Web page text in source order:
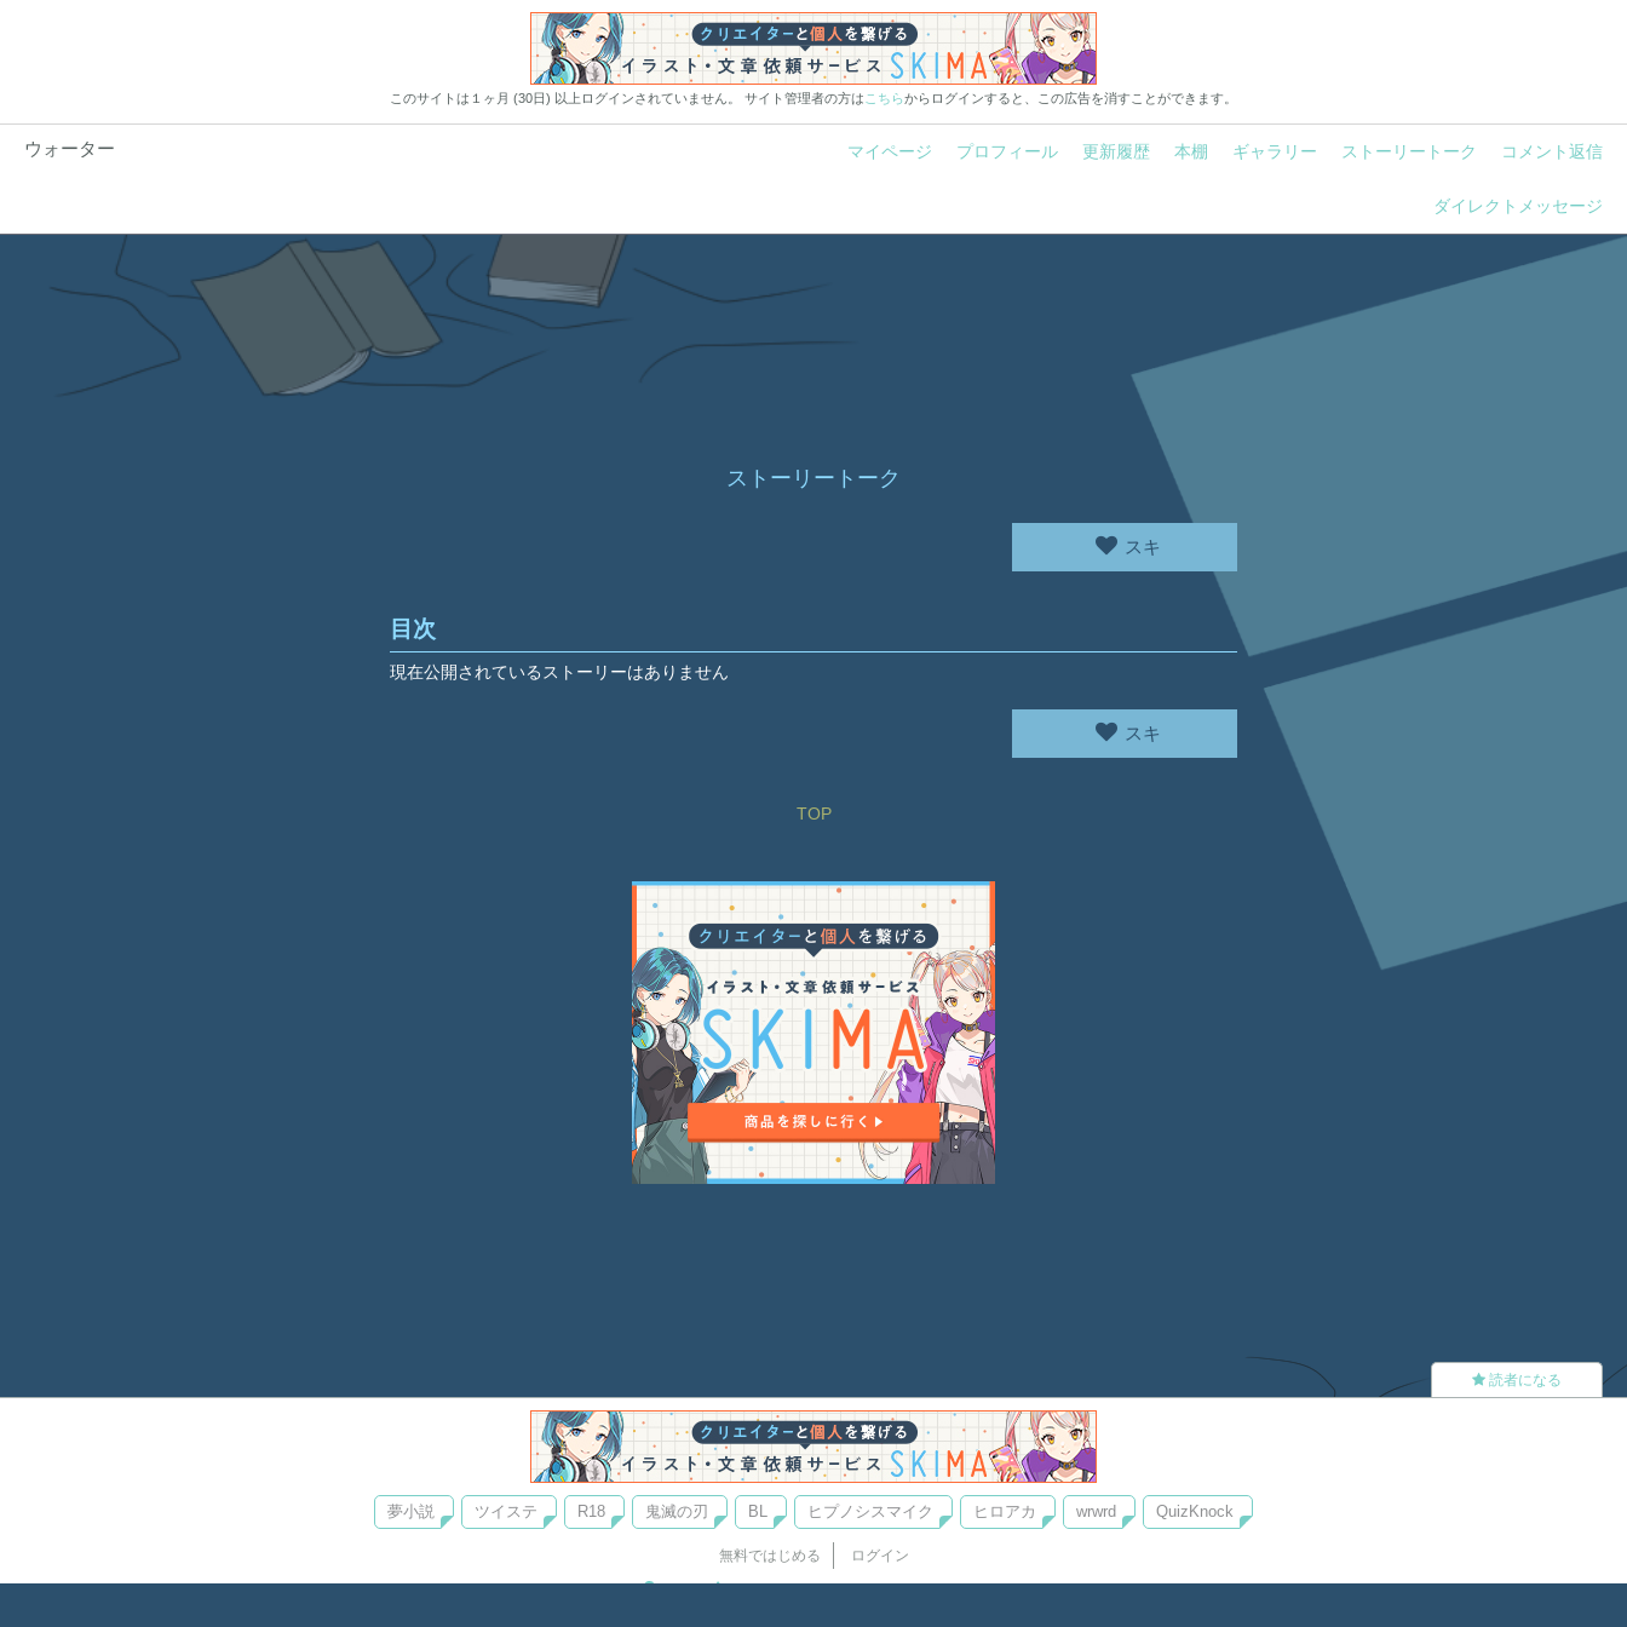
このサイトは１ヶ月 (30日) 以上ログインされていません。 サイト管理者の方は こちらからログインすると、この広告を消すことができます。
ウォーター マイページ プロフィール 更新履歴 本棚 ギャラリー ストーリートーク コメント返信
ダイレクトメッセージ
ストーリートーク
スキ
目次
現在公開されているストーリーはありません
スキ
TOP
夢小説 ツイステ R18 鬼滅の刃 BL ヒプノシスマイク ヒロアカ wrwrd QuizKnock
無料ではじめる ログイン
読者になる